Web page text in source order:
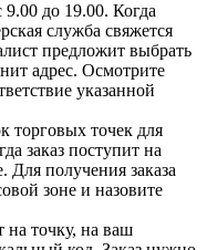
9.00 до 19.00. Когда
служба свяжется
предложит выбрать
адрес. Осмотрите
указанной
торговых точек для
заказ поступит на
Для получения заказа
зоне и назовите
на точку, на ваш